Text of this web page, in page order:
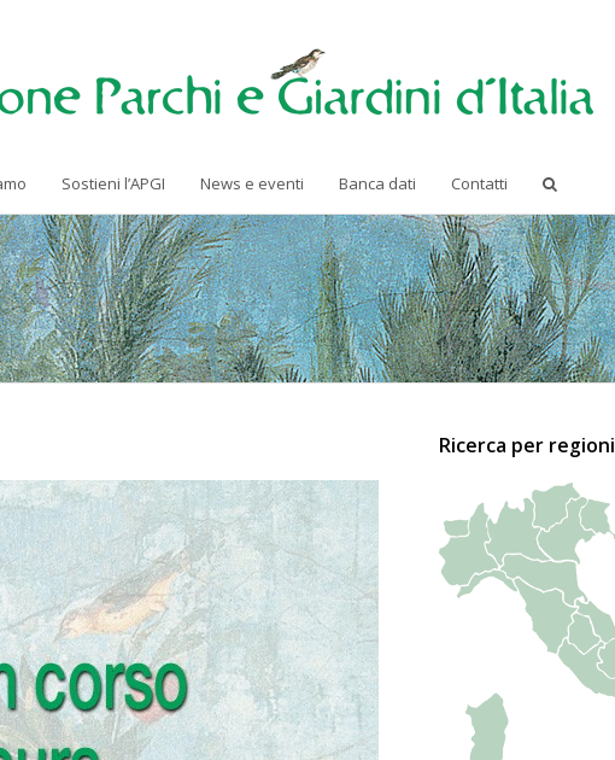
Sostieni l’APGI News e eventi Banca dati Contatti
Ricerca per regioni